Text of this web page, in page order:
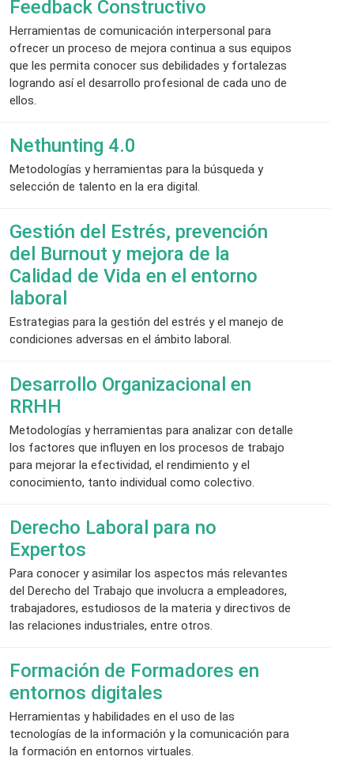
Feedback Constructivo
Herramientas de comunicación interpersonal para
ofrecer un proceso de mejora continua a sus equipos
que les permita conocer sus debilidades y fortalezas
logrando así el desarrollo profesional de cada uno de
ellos.
Nethunting 4.0
Metodologías y herramientas para la búsqueda y
selección de talento en la era digital.
Gestión del Estrés, prevención
del Burnout y mejora de la
Calidad de Vida en el entorno
laboral
Estrategias para la gestión del estrés y el manejo de
condiciones adversas en el ámbito laboral.
Desarrollo Organizacional en
RRHH
Metodologías y herramientas para analizar con detalle
los factores que influyen en los procesos de trabajo
para mejorar la efectividad, el rendimiento y el
conocimiento, tanto individual como colectivo.
Derecho Laboral para no
Expertos
Para conocer y asimilar los aspectos más relevantes
del Derecho del Trabajo que involucra a empleadores,
trabajadores, estudiosos de la materia y directivos de
las relaciones industriales, entre otros.
Formación de Formadores en
entornos digitales
Herramientas y habilidades en el uso de las
tecnologías de la información y la comunicación para
la formación en entornos virtuales.